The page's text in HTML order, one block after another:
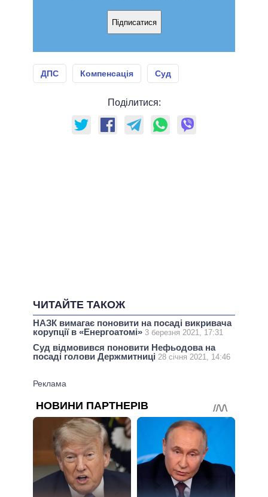
Підписатися
ДПС Компенсація Суд
Поділитися:
ЧИТАЙТЕ ТАКОЖ
НАЗК вимагає поновити на посаді викривача
корупції в «Енергоатомі» 3 березня 2021, 17:31
Суд відмовився поновити Нефьодова на
посаді голови Держмитниці 28 січня 2021, 14:46